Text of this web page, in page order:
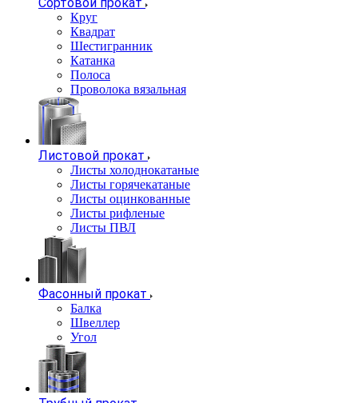
Круг
Квадрат
Шестигранник
Катанка
Полоса
Проволока вязальная
Листовой прокат
Листы холоднокатаные
Листы горячекатаные
Листы оцинкованные
Листы рифленые
Листы ПВЛ
Фасонный прокат
Балка
Швеллер
Угол